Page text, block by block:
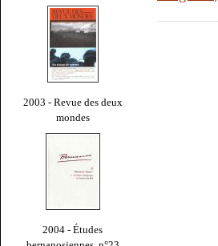
2003 - Revue des deux
mondes
2004 - Études